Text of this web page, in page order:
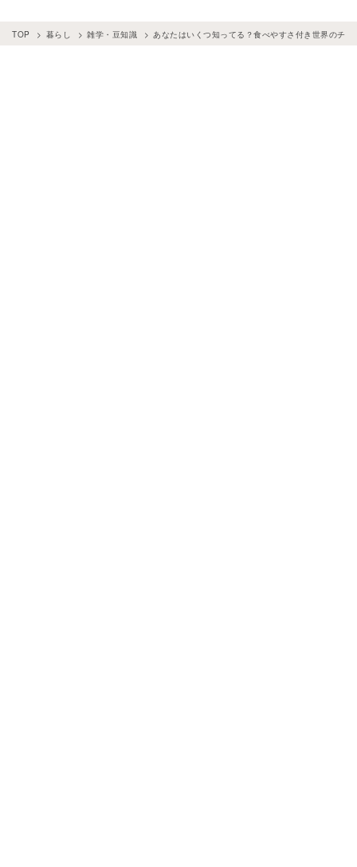
TOP 暮らし 雑学・豆知識 あなたはいくつ知ってる？食べやすさ付き世界のチー